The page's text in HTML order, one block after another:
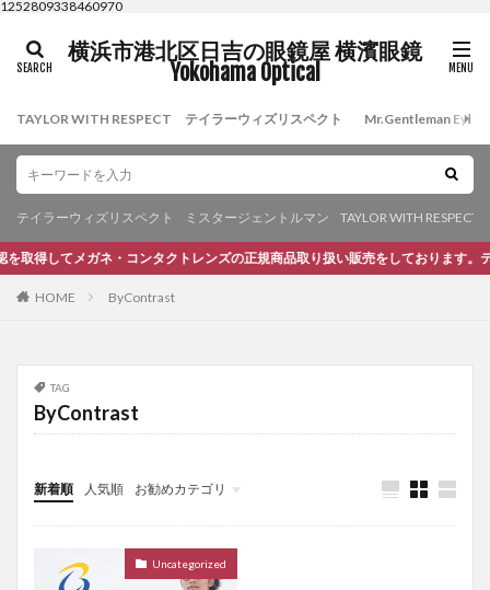
1252809338460970
横浜市港北区日吉の眼鏡屋 横濱眼鏡
Yokohama Optical
TAYLOR WITH RESPECT テイラーウィズリスペクト Mr.Gentleman
テイラーウィズリスペクト ミスタージェントルマン TAYLOR WITH RESPECT
メガネ・コンタクトレンズの正規商品取り扱い販売をしております。テイラ
HOME ByContrast
TAG
ByContrast
新着順 人気順 お勧めカテゴリ
Uncategorized
Uncategorized